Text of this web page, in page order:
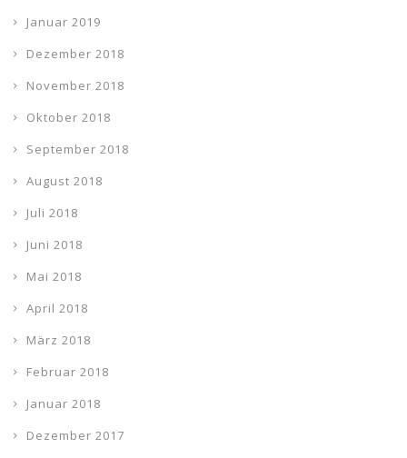
Januar 2019
Dezember 2018
November 2018
Oktober 2018
September 2018
August 2018
Juli 2018
Juni 2018
Mai 2018
April 2018
März 2018
Februar 2018
Januar 2018
Dezember 2017